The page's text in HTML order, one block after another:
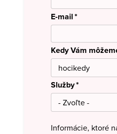
E-mail
Kedy Vám
Služby
Informácie, ktoré